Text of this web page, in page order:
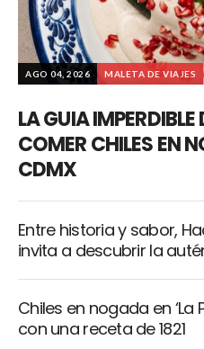
AGO 04, 2026 MALETA DE VIAJES
LA GUIA IMPERDIBLE
COMER CHILES EN
CDMX
Entre historia y sabor,
invita a descubrir la
Chiles en nogada en ‘La
con una receta de 1821